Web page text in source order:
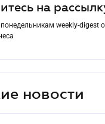
на
weekly-digest
новости